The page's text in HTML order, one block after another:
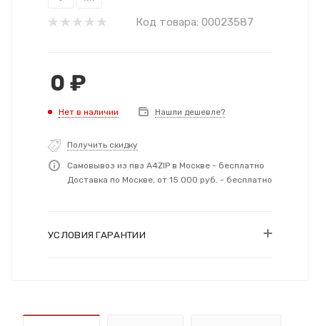
Код товара: 00023587
0 ₽
Нет в наличии Нашли дешевле?
Получить скидку
Самовывоз из пвз A4ZIP в Москве - бесплатно
Доставка по Москве, от 15 000 руб. - бесплатно
УСЛОВИЯ ГАРАНТИИ